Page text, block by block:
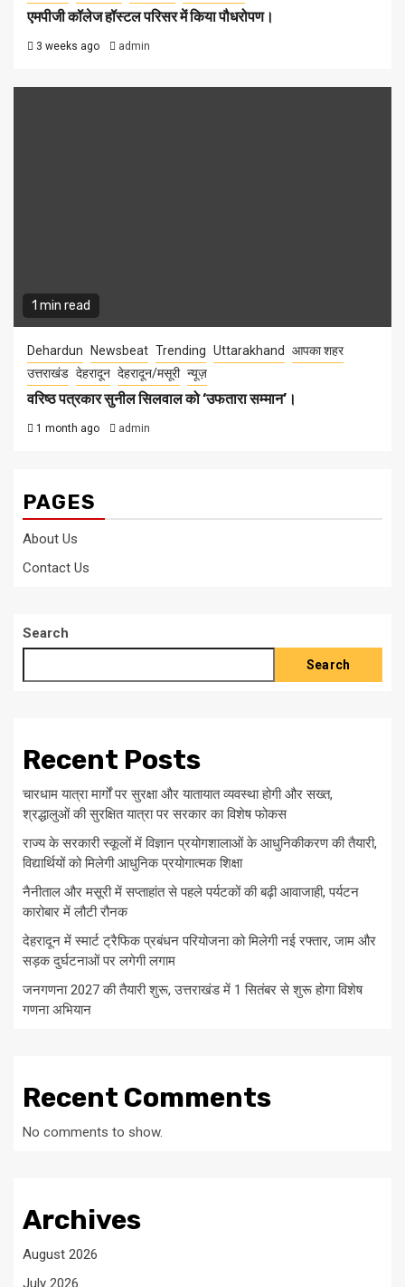
एमपीजी कॉलेज हॉस्टल परिसर में किया पौधरोपण।
3 weeks ago admin
1 min read
Dehardun Newsbeat Trending Uttarakhand
आपका शहर
उत्तराखंड देहरादून देहरादून/मसूरी न्यूज़
वरिष्ठ पत्रकार सुनील सिलवाल को ‘उफतारा सम्मान’।
1 month ago admin
PAGES
About Us
Contact Us
Search
Search
Recent Posts
चारधाम यात्रा मार्गों पर सुरक्षा और यातायात व्यवस्था होगी और सख्त,
श्रद्धालुओं की सुरक्षित यात्रा पर सरकार का विशेष फोकस
राज्य के सरकारी स्कूलों में विज्ञान प्रयोगशालाओं के आधुनिकीकरण की तैयारी,
विद्यार्थियों को मिलेगी आधुनिक प्रयोगात्मक शिक्षा
नैनीताल और मसूरी में सप्ताहांत से पहले पर्यटकों की बढ़ी आवाजाही, पर्यटन
कारोबार में लौटी रौनक
देहरादून में स्मार्ट ट्रैफिक प्रबंधन परियोजना को मिलेगी नई रफ्तार, जाम और
सड़क दुर्घटनाओं पर लगेगी लगाम
जनगणना 2027 की तैयारी शुरू, उत्तराखंड में 1 सितंबर से शुरू होगा विशेष
गणना अभियान
Recent Comments
No comments to show.
Archives
August 2026
July 2026